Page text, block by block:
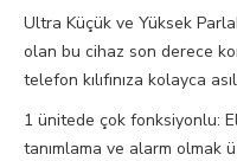
Ultra Küçük ve Yüksek
olan bu cihaz son derece
telefon kılıfınıza kolayca
1 ünitede çok fonksiyonlu:
tanımlama ve alarm olmak